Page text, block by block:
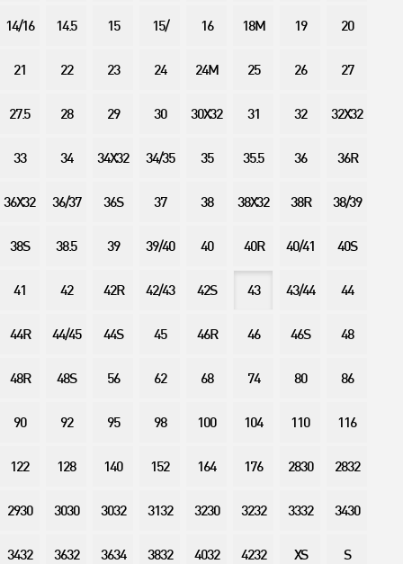
14/16 14.5 15 15/ 16 18M 19 20
21 22 23 24 24M 25 26 27
27.5 28 29 30 30X32 31 32 32X32
33 34 34X32 34/35 35 35.5 36 36R
36X32 36/37 36S 37 38 38X32 38R 38/39
38S 38.5 39 39/40 40 40R 40/41 40S
41 42 42R 42/43 42S 43 43/44 44
44R 44/45 44S 45 46R 46 46S 48
48R 48S 56 62 68 74 80 86
90 92 95 98 100 104 110 116
122 128 140 152 164 176 2830 2832
2930 3030 3032 3132 3230 3232 3332 3430
3432 3632 3634 3832 4032 4232 XS S